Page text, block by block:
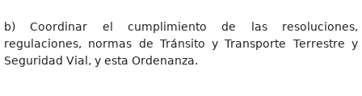
b) Coordinar el cumplimiento de las resoluciones,
regulaciones, normas de Tránsito y Transporte Terrestre y
Seguridad Vial, y esta Ordenanza.